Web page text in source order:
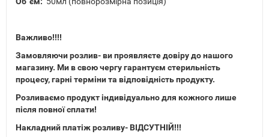
Важливо!!!!
Замовляючи розлив- ви проявляєте довіру до нашого
магазину. Ми в свою чергу гарантуєм стерильність
процесу, гарні терміни та відповідність продукту.
Розливаємо продукт індивідуально для кожного лише
після повної сплати!
Накладний платіж розливу- ВІДСУТНІЙ!!!